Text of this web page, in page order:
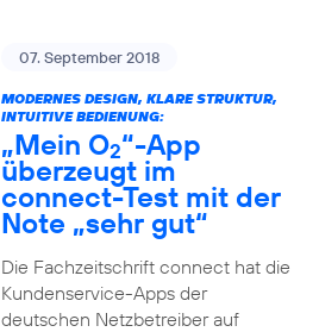
07. September 2018
MODERNES DESIGN, KLARE STRUKTUR,
INTUITIVE BEDIENUNG:
„Mein O2“-App
überzeugt im
connect-Test mit der
Note „sehr gut“
Die Fachzeitschrift connect hat die
Kundenservice-Apps der
deutschen Netzbetreiber auf